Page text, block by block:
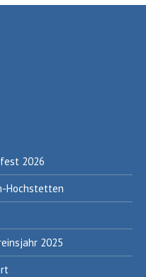
2026
Hochstetten
2025